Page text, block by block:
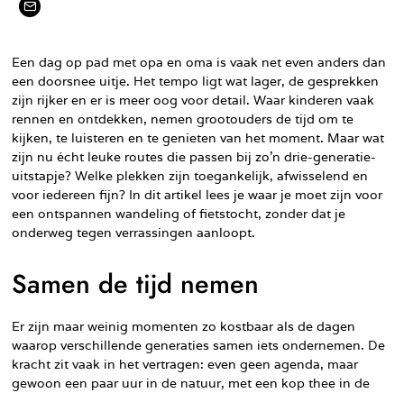
Een dag op pad met opa en oma is vaak net even anders dan
een doorsnee uitje. Het tempo ligt wat lager, de gesprekken
zijn rijker en er is meer oog voor detail. Waar kinderen vaak
rennen en ontdekken, nemen grootouders de tijd om te
kijken, te luisteren en te genieten van het moment. Maar wat
zijn nu écht leuke routes die passen bij zo’n drie-generatie-
uitstapje? Welke plekken zijn toegankelijk, afwisselend en
voor iedereen fijn? In dit artikel lees je waar je moet zijn voor
een ontspannen wandeling of fietstocht, zonder dat je
onderweg tegen verrassingen aanloopt.
Samen de tijd nemen
Er zijn maar weinig momenten zo kostbaar als de dagen
waarop verschillende generaties samen iets ondernemen. De
kracht zit vaak in het vertragen: even geen agenda, maar
gewoon een paar uur in de natuur, met een kop thee in de